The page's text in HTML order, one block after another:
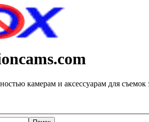
камерам и аксессуарам для съемок